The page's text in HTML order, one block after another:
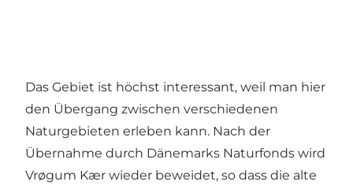
Das Gebiet ist höchst interessant, weil man hier
den Übergang zwischen verschiedenen
Naturgebieten erleben kann. Nach der
Übernahme durch Dänemarks Naturfonds wird
Vrøgum Kær wieder beweidet, so dass die alte